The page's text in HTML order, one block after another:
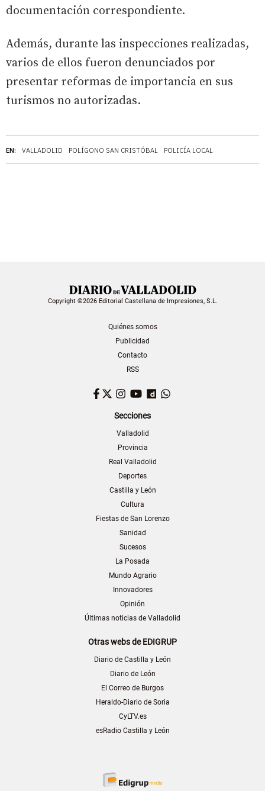
EN: VALLADOLID POLÍGONO SAN CRISTÓBAL POLICÍA LOCAL
documentación correspondiente.
Además, durante las inspecciones realizadas,
varios de ellos fueron denunciados por
presentar reformas de importancia en sus
turismos no autorizadas.
Copyright ©2026 Editorial Castellana de Impresiones, S.L.
Quiénes somos
Publicidad
Contacto
RSS
Facebook
TwitterInstagram
YouTubeDailymotion
Secciones
Valladolid
Provincia
Real Valladolid
Deportes
Castilla y León
Cultura
Fiestas de San Lorenzo
Sanidad
Sucesos
La Posada
Mundo Agrario
Innovadores
Opinión
Últimas noticias de Valladolid
Otras webs de EDIGRUP
Diario de Castilla y León
Diario de León
El Correo de Burgos
Heraldo-Diario de Soria
CyLTV.es
esRadio Castilla y León